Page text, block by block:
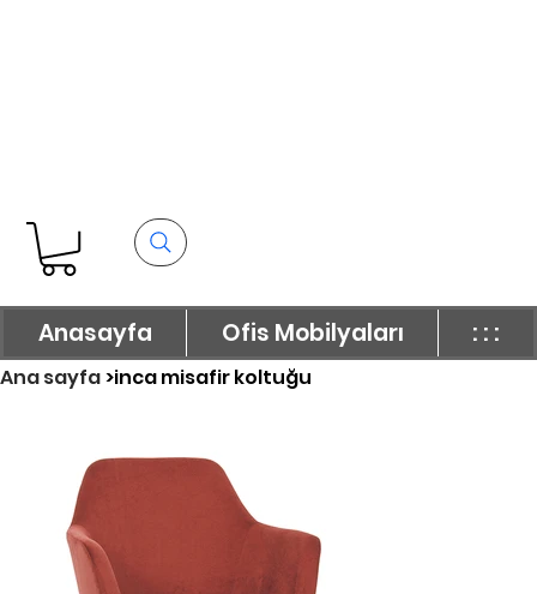
Anasayfa Ofis Mobilyaları : : :
Ana sayfa>inca misafir koltuğu